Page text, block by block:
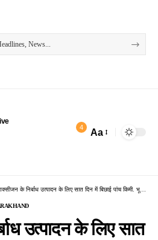
4 Aa
के निर्बाध उत्पादन के लिए सात दिन में बिछाई पांच किमी. भूमिगत विद्युत केबल
उत्पादन के लिए सात